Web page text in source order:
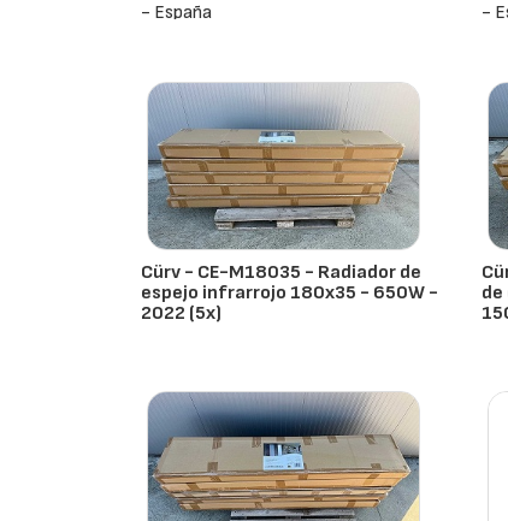
- España
-
Cürv - CE-M18035 - Radiador de
espejo infrarrojo 180x35 - 650W -
2022 (5x)